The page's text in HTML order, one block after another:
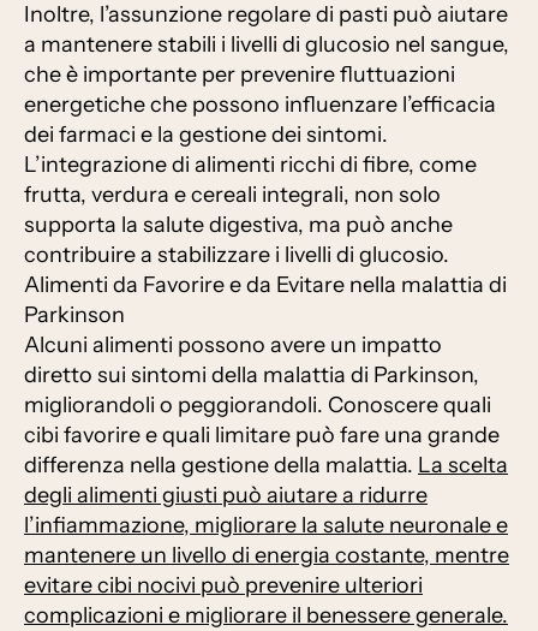
Inoltre, l’assunzione regolare di pasti può aiutare
a mantenere stabili i livelli di glucosio nel sangue,
che è importante per prevenire fluttuazioni
energetiche che possono influenzare l’efficacia
dei farmaci e la gestione dei sintomi.
L’integrazione di alimenti ricchi di fibre, come
frutta, verdura e cereali integrali, non solo
supporta la salute digestiva, ma può anche
contribuire a stabilizzare i livelli di glucosio.
Alimenti da Favorire e da Evitare nella malattia di
Parkinson
Alcuni alimenti possono avere un impatto
diretto sui sintomi della malattia di Parkinson,
migliorandoli o peggiorandoli. Conoscere quali
cibi favorire e quali limitare può fare una grande
differenza nella gestione della malattia. La scelta
degli alimenti giusti può aiutare a ridurre
l’infiammazione, migliorare la salute neuronale e
mantenere un livello di energia costante, mentre
evitare cibi nocivi può prevenire ulteriori
complicazioni e migliorare il benessere generale.